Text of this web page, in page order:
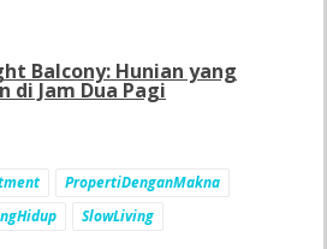
Balcony: Hunian yang
di Jam Dua Pagi
PropertiDenganMakna
SlowLiving